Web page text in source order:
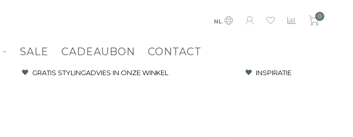
NL
0
SALE CADEAUBON CONTACT
GRATIS STYLINGADVIES IN ONZE WINKEL INSPIRATIE